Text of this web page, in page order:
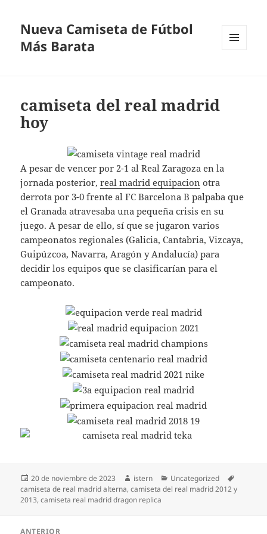
Nueva Camiseta de Fútbol
Más Barata
camiseta del real madrid
hoy
A pesar de vencer por 2-1 al Real Zaragoza en la
jornada posterior,real madrid equipacion otra
derrota por 3-0 frente al FC Barcelona B palpaba que
el Granada atravesaba una pequeña crisis en su
juego. A pesar de ello, sí que se jugaron varios
campeonatos regionales (Galicia, Cantabria, Vizcaya,
Guipúzcoa, Navarra, Aragón y Andalucía) para
decidir los equipos que se clasificarían para el
campeonato.
Publicado
el
20 de noviembre de 2023 Autor
istern Categorías
Uncategorized
camiseta de real madrid alterna,camiseta del real madrid 2012 y
2013,camiseta real madrid dragon replica
ANTERIOR